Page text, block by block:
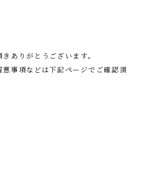
ありがとうございます。
事項などは下記ページでご確認頂